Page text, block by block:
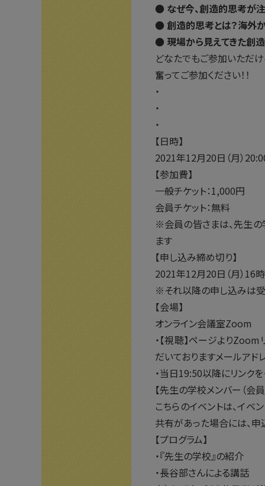
● なぜ今、創造的思考が
● 創造的思考とは？海外
● 現場から見えてきた創
どなたでもご参加いただけ
奮ってご参加ください！！
・
・
・
【日時】
2021年12月20日（月）
【参加費】
一般チケット：1,000円
会員チケット：無料
※会員の皆さまは、先生の
ます
【申し込み締め切り】
2021年12月20日（月）16時
※それ以降の申し込みは受
【会場】
オンライン会議室Zoom
・【視聴】ページより
だいておりますメールアド
・当日19:50以降にリンクを
【先生の学校メンバー（会
こちらのイベントは、イ
共有があった場合には、申
【プログラム】
・『先生の学校』の紹介
・長谷部さんによる講話